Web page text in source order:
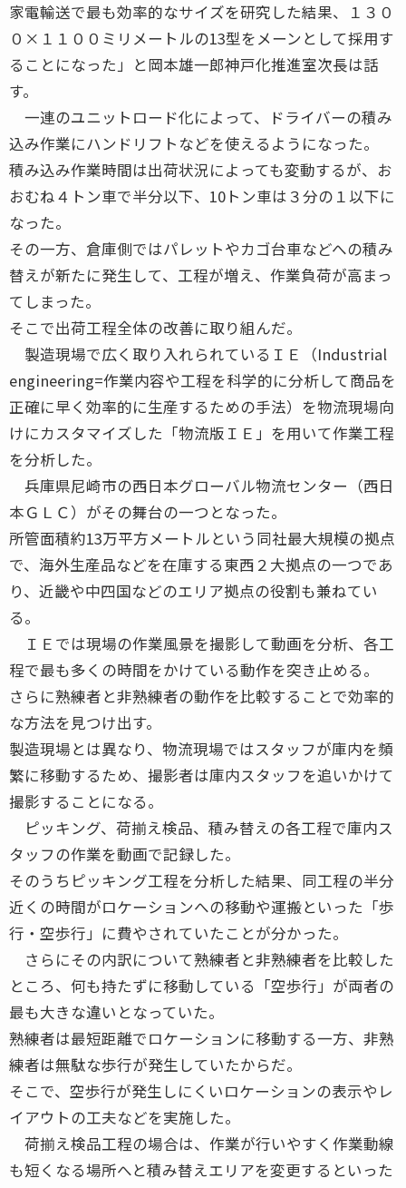
家電輸送で最も効率的なサイズを研究した結果、１３０
０×１１００ミリメートルの13型をメーンとして採用す
ることになった」と岡本雄一郎神戸化推進室次長は話
す。
一連のユニットロード化によって、ドライバーの積み
込み作業にハンドリフトなどを使えるようになった。
積み込み作業時間は出荷状況によっても変動するが、お
おむね４トン車で半分以下、10トン車は３分の１以下に
なった。
その一方、倉庫側ではパレットやカゴ台車などへの積み
替えが新たに発生して、工程が増え、作業負荷が高まっ
てしまった。
そこで出荷工程全体の改善に取り組んだ。
製造現場で広く取り入れられているＩＥ（Industrial
engineering=作業内容や工程を科学的に分析して商品を
正確に早く効率的に生産するための手法）を物流現場向
けにカスタマイズした「物流版ＩＥ」を用いて作業工程
を分析した。
兵庫県尼崎市の西日本グローバル物流センター（西日
本ＧＬＣ）がその舞台の一つとなった。
所管面積約13万平方メートルという同社最大規模の拠点
で、海外生産品などを在庫する東西２大拠点の一つであ
り、近畿や中四国などのエリア拠点の役割も兼ねてい
る。
ＩＥでは現場の作業風景を撮影して動画を分析、各工
程で最も多くの時間をかけている動作を突き止める。
さらに熟練者と非熟練者の動作を比較することで効率的
な方法を見つけ出す。
製造現場とは異なり、物流現場ではスタッフが庫内を頻
繁に移動するため、撮影者は庫内スタッフを追いかけて
撮影することになる。
ピッキング、荷揃え検品、積み替えの各工程で庫内ス
タッフの作業を動画で記録した。
そのうちピッキング工程を分析した結果、同工程の半分
近くの時間がロケーションへの移動や運搬といった「歩
行・空歩行」に費やされていたことが分かった。
さらにその内訳について熟練者と非熟練者を比較した
ところ、何も持たずに移動している「空歩行」が両者の
最も大きな違いとなっていた。
熟練者は最短距離でロケーションに移動する一方、非熟
練者は無駄な歩行が発生していたからだ。
そこで、空歩行が発生しにくいロケーションの表示やレ
イアウトの工夫などを実施した。
荷揃え検品工程の場合は、作業が行いやすく作業動線
も短くなる場所へと積み替えエリアを変更するといった